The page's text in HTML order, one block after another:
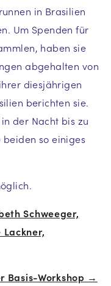
in Brasilien
Um Spenden für
haben sie
abgehalten von
diesjährigen
berichten sie.
der Nacht bis zu
so einiges
Schweeger,
Basis-Workshop →